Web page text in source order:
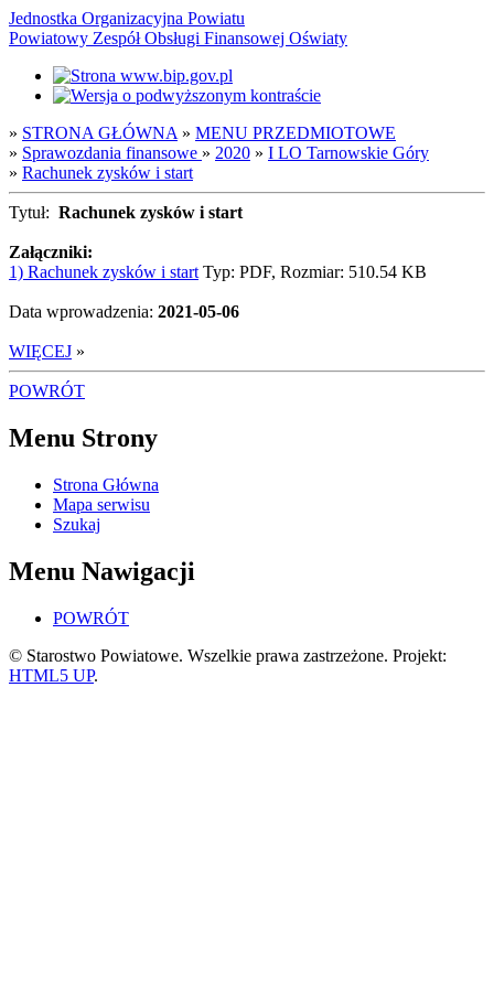
Jednostka Organizacyjna Powiatu
Powiatowy Zespół Obsługi Finansowej Oświaty
» STRONA GŁÓWNA » MENU PRZEDMIOTOWE
» Sprawozdania finansowe » 2020 » I LO Tarnowskie Góry
» Rachunek zysków i start
Tytuł: Rachunek zysków i start
Załączniki:
1) Rachunek zysków i start Typ: PDF, Rozmiar: 510.54 KB
Data wprowadzenia: 2021-05-06
WIĘCEJ »
POWRÓT
Menu Strony
Strona Główna
Mapa serwisu
Szukaj
Menu Nawigacji
POWRÓT
© Starostwo Powiatowe. Wszelkie prawa zastrzeżone. Projekt:
HTML5 UP.